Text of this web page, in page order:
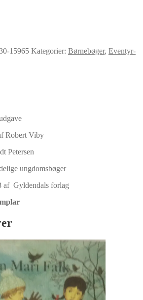
15965 Kategorier: Børnebøger, Eventyr-
Robert Viby
Petersen
ungdomsbøger
af Gyldendals forlag